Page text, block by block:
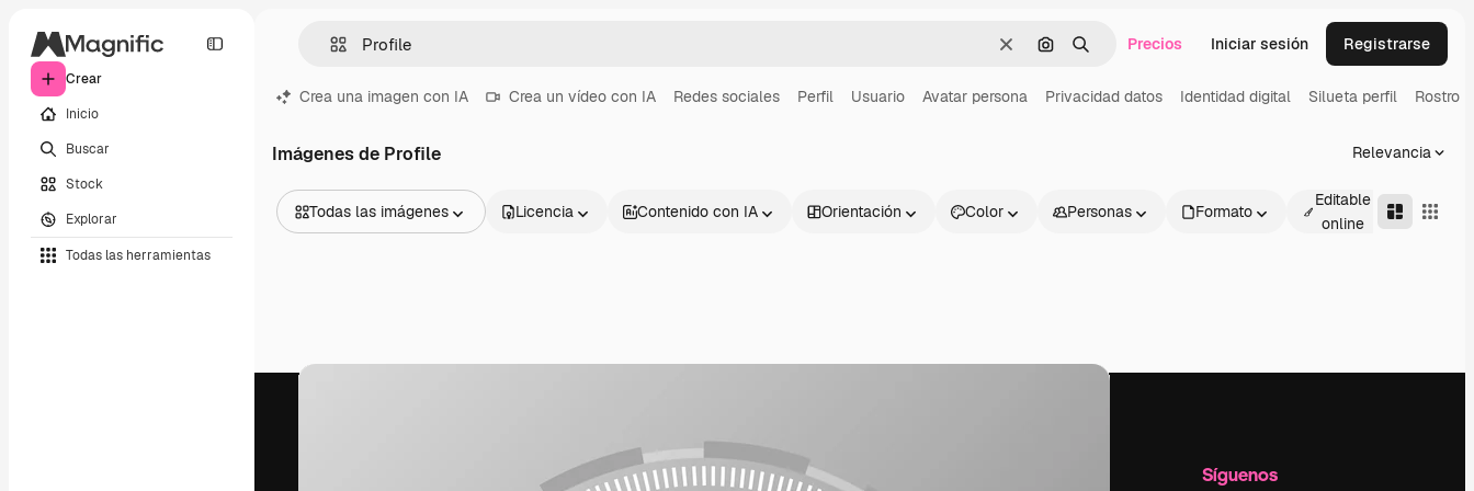
Crear
Inicio
Buscar
Stock
Explorar
Todas las herramientas
BorrarBuscar por imagen
BuscarPrecios Iniciar sesión Registrarse
Crea una imagen con IA Crea un vídeo con IA Redes sociales Perfil Usuario Avatar persona Privacidad datos Identidad digital Silueta perfil Rostro
Imágenes de Profile Relevancia
Todas las imágenes
Vídeos
Licencia Contenido con IA Orientación Color Personas Formato
Editable
online
Productos Síguenos